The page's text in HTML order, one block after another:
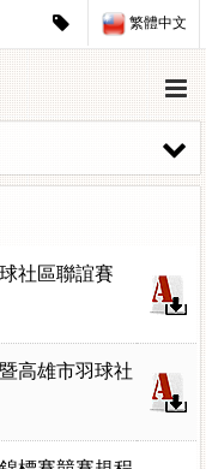
繁體中文
社區聯誼賽
高雄市羽球社